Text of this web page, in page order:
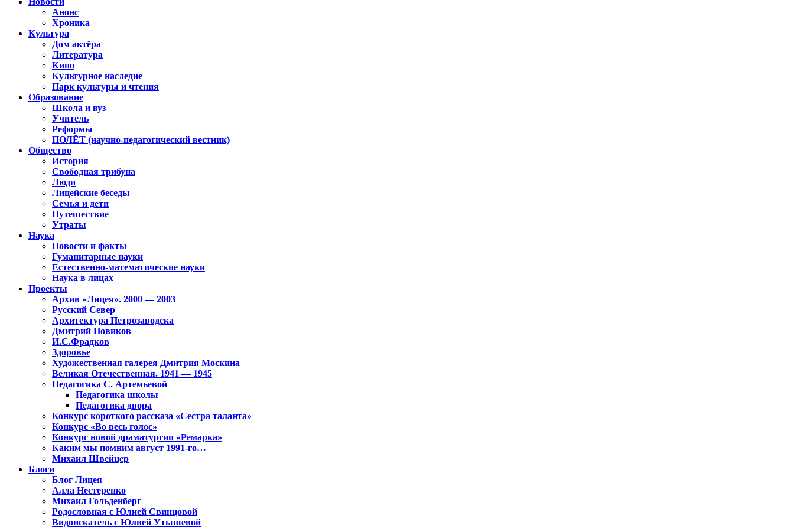
Анонс
Хроника
Культура
Дом актёра
Литература
Кино
Культурное наследие
Парк культуры и чтения
Образование
Школа и вуз
Учитель
Реформы
ПОЛЁТ (научно-педагогический вестник)
Общество
История
Свободная трибуна
Люди
Лицейские беседы
Семья и дети
Путешествие
Утраты
Наука
Новости и факты
Гуманитарные науки
Естественно-математические науки
Наука в лицах
Проекты
Архив «Лицея». 2000 — 2003
Русский Север
Архитектура Петрозаводска
Дмитрий Новиков
И.С.Фрадков
Здоровье
Художественная галерея Дмитрия Москина
Великая Отечественная. 1941 — 1945
Педагогика С. Артемьевой
Педагогика школы
Педагогика двора
Конкурс короткого рассказа «Сестра таланта»
Конкурс «Во весь голос»
Конкурс новой драматургии «Ремарка»
Каким мы помним август 1991-го…
Михаил Швейцер
Блоги
Блог Лицея
Алла Нестеренко
Михаил Гольденберг
Родословная с Юлией Свинцовой
Видоискатель с Юлией Утышевой